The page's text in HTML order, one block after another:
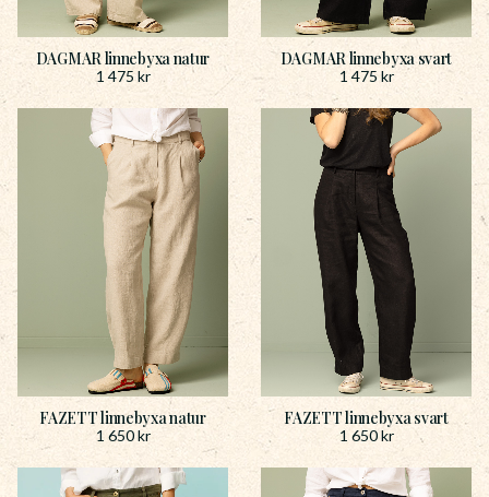
DAGMAR linnebyxa natur
1 475 kr
DAGMAR linnebyxa svart
1 475 kr
FAZETT linnebyxa natur
1 650kr
FAZETT linnebyxa svart
1 650kr